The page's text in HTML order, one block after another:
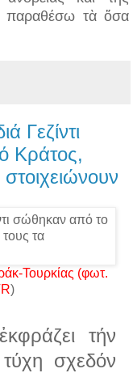
παραθέσω τὰ ὅσα
Γεζίντι
Κράτος,
Τουρκίας (φωτ.
)
τήν
σχεδόν